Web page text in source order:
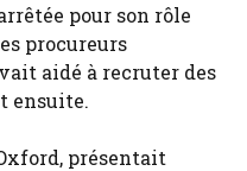
pour son rôle
procureurs
aidé à recruter des
ensuite.
présentait